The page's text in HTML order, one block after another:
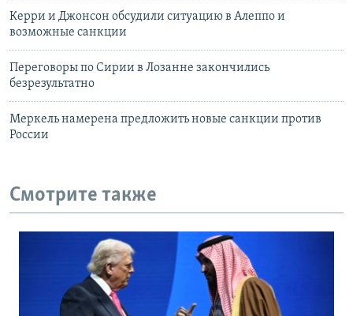
Керри и Джонсон обсудили ситуацию в Алеппо и
возможные санкции
Переговоры по Сирии в Лозанне закончились
безрезультатно
Меркель намерена предложить новые санкции против
России
Смотрите также